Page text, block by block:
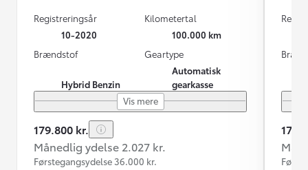
Registreringsår
10-2020
Kilometertal
100.000 km
Brændstof
Hybrid Benzin
Geartype
Automatisk
gearkasse
Vis mere
179.800 kr.
Månedlig ydelse 2.027 kr.
Førstegangsydelse 36.000 kr.